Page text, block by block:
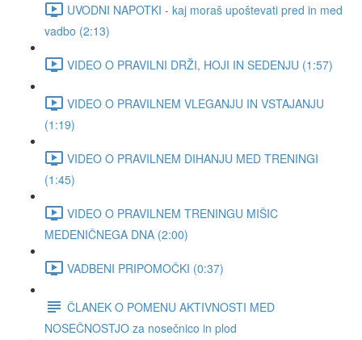
UVODNI NAPOTKI - kaj moraš upoštevati pred in med
vadbo (2:13)
VIDEO O PRAVILNI DRŽI, HOJI IN SEDENJU (1:57)
VIDEO O PRAVILNEM VLEGANJU IN VSTAJANJU
(1:19)
VIDEO O PRAVILNEM DIHANJU MED TRENINGI
(1:45)
VIDEO O PRAVILNEM TRENINGU MIŠIC
MEDENIČNEGA DNA (2:00)
VADBENI PRIPOMOČKI (0:37)
ČLANEK O POMENU AKTIVNOSTI MED
NOSEČNOSTJO za nosečnico in plod